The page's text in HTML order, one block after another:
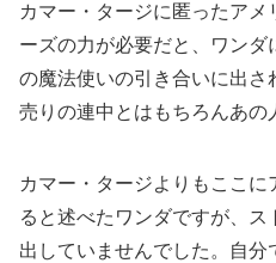
カマー・タージに匿ったア
ーズの力が必要だと、ワンダ
の魔法使いの引き合いに出
売りの連中とはもちろんあの
カマー・タージよりもここ
ると述べたワンダですが、
出していませんでした。自分